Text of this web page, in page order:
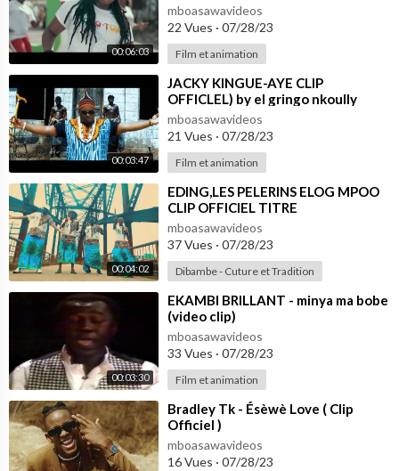
00:06:03
mboasawavideos
22 Vues · 07/28/23
Film et animation
00:03:47
⁣JACKY KINGUE-AYE CLIP
OFFICLEL) by el gringo nkoully
mboasawavideos
21 Vues · 07/28/23
Film et animation
00:04:02
⁣EDING,LES PELERINS ELOG MPOO
CLIP OFFICIEL TITRE
mboasawavideos
37 Vues · 07/28/23
Dibambe - Cuture et Tradition
00:03:30
⁣EKAMBI BRILLANT - minya ma bobe
(video clip)
mboasawavideos
33 Vues · 07/28/23
Film et animation
⁣Bradley Tk - Ésèwè Love ( Clip
Officiel )
mboasawavideos
16 Vues · 07/28/23